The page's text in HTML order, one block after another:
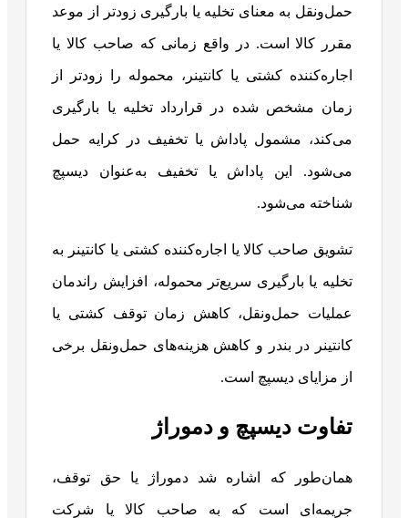
حمل‌ونقل به معنای تخلیه یا بارگیری زودتر از موعد
مقرر کالا است. در واقع زمانی که صاحب کالا یا
اجاره‌کننده کشتی یا کانتینر، محموله را زودتر از
زمان مشخص شده در قرارداد تخلیه یا بارگیری
می‌کند، مشمول پاداش یا تخفیف در کرایه حمل
می‌شود. این پاداش یا تخفیف به‌عنوان دیسپچ
شناخته می‌شود.
تشویق صاحب کالا یا اجاره‌کننده کشتی یا کانتینر به
تخلیه یا بارگیری سریع‌تر محموله، افزایش راندمان
عملیات حمل‌ونقل، کاهش زمان توقف کشتی یا
کانتینر در بندر و کاهش هزینه‌های حمل‌ونقل برخی
از مزایای دیسپچ است.
تفاوت دیسپچ و دموراژ
همان‌طور که اشاره شد دموراژ یا حق توقف،
جریمه‌ای است که به صاحب کالا یا شرکت